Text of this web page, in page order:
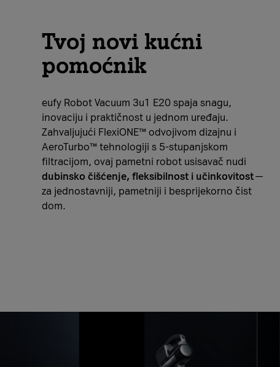
Tvoj novi kućni
pomoćnik
eufy Robot Vacuum 3u1 E20 spaja snagu,
inovaciju i praktičnost u jednom uređaju.
Zahvaljujući FlexiONE™ odvojivom dizajnu i
AeroTurbo™ tehnologiji s 5-stupanjskom
filtracijom, ovaj pametni robot usisavač nudi
dubinsko čišćenje, fleksibilnost i učinkovitost—
za jednostavniji, pametniji i besprijekorno čist
dom.